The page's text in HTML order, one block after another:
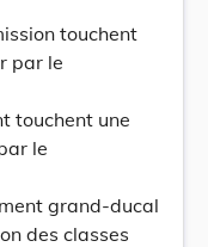
touchent
par le
touchent une
le
grand-ducal
des classes